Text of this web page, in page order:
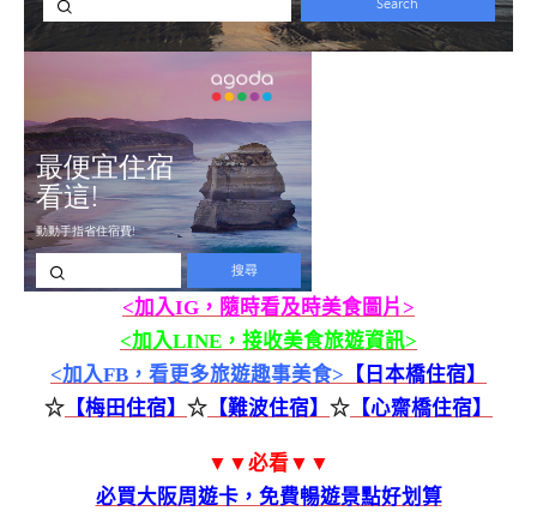
<加入IG，隨時看及時美食圖片>
<加入LINE，接收美食旅遊資訊>
<加入FB，看更多旅遊趣事美食> 【日本橋住宿】
☆ 【梅田住宿】 ☆ 【難波住宿】 ☆ 【心齋橋住宿】
▼▼必看▼▼
必買大阪周遊卡，免費暢遊景點好划算